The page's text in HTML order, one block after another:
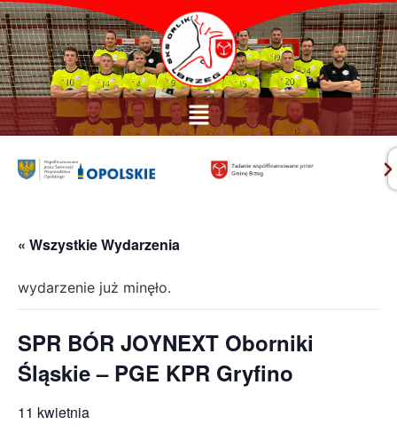
« Wszystkie Wydarzenia
wydarzenie już minęło.
SPR BÓR JOYNEXT Oborniki
Śląskie – PGE KPR Gryfino
11 kwietnia